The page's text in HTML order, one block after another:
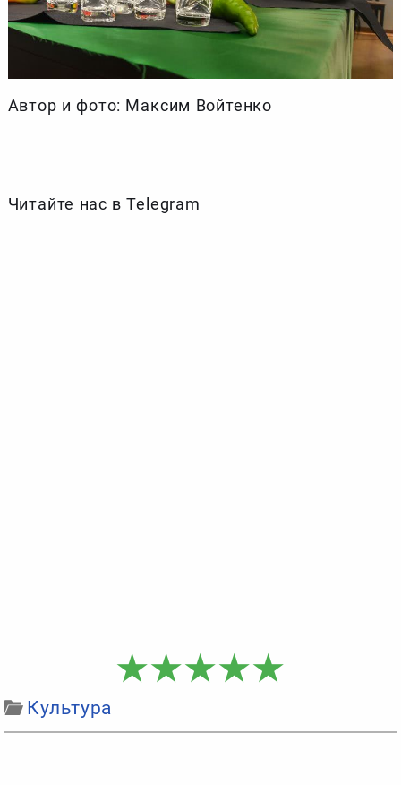
Автор и фото: Максим Войтенко
Читайте нас в Telegram
Культура